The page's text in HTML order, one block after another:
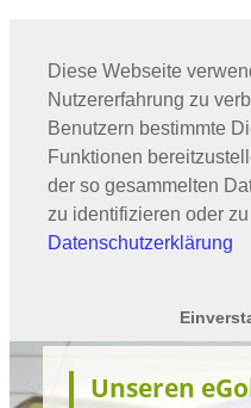
springen
Unseren
Diese Webseite
Nutzererfahrung zu
Benutzern bestimmte
Funktionen
der so gesammelten
zu identifizieren oder
Datenschutzerklärung